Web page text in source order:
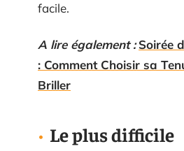
facile.
A lire également : Soirée
: Comment Choisir sa
Briller
Le plus difficile